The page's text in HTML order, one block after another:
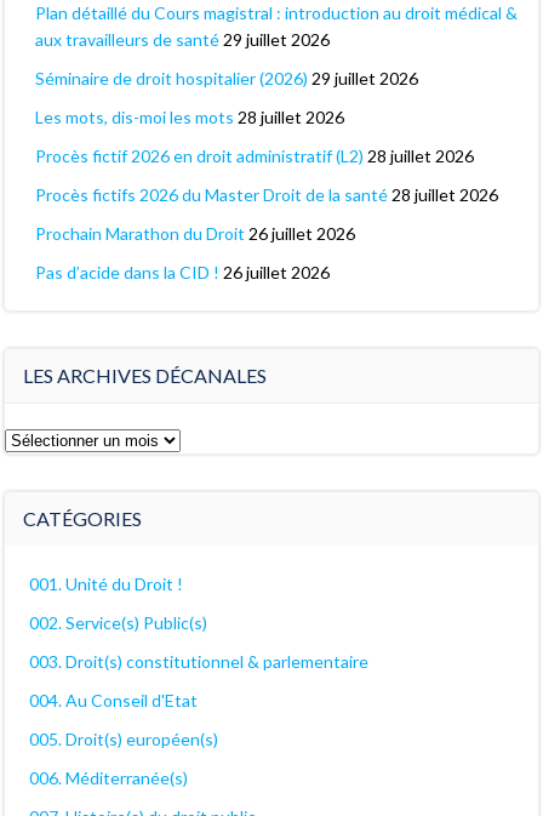
Plan détaillé du Cours magistral : introduction au droit médical &
aux travailleurs de santé 29 juillet 2026
Séminaire de droit hospitalier (2026) 29 juillet 2026
Les mots, dis-moi les mots 28 juillet 2026
Procès fictif 2026 en droit administratif (L2) 28 juillet 2026
Procès fictifs 2026 du Master Droit de la santé 28 juillet 2026
Prochain Marathon du Droit 26 juillet 2026
Pas d’acide dans la CID ! 26 juillet 2026
LES ARCHIVES DÉCANALES
Les
CATÉGORIES
001. Unité du Droit !
002. Service(s) Public(s)
003. Droit(s) constitutionnel & parlementaire
004. Au Conseil d'Etat
005. Droit(s) européen(s)
006. Méditerranée(s)